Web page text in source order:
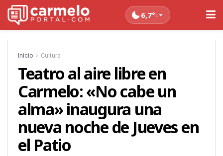
6,7°↓
Inicio Cultura
Teatro al aire libre en
Carmelo: «No cabe un
alma» inaugura una
nueva noche de Jueves en
el Patio